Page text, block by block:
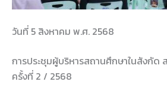
วันที่ 5 สิงหาคม พ.ศ. 2568
การประชุมผู้บริหารสถานศึกษาในสังกัด
ครั้งที่ 2 / 2568